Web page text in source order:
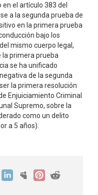
el artículo 383 del
a la segunda prueba de
en la primera prueba
bajo los
mismo cuerpo legal,
la primera prueba
se ha unificado
de la segunda
la primera resolución
Enjuiciamiento Criminal
Supremo, sobre la
como un delito
a 5 años).